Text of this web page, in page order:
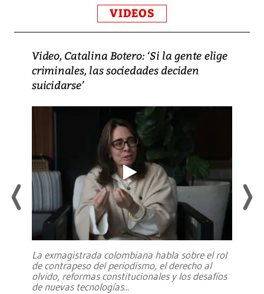
VIDEOS
Video, Catalina Botero: ‘Si la gente elige
criminales, las sociedades deciden
suicidarse’
La exmagistrada colombiana habla sobre el rol
de contrapeso del periodismo, el derecho al
olvido, reformas constitucionales y los desafíos
de nuevas tecnologías...